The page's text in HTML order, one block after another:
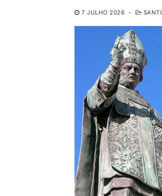
7 JULHO 2026 -